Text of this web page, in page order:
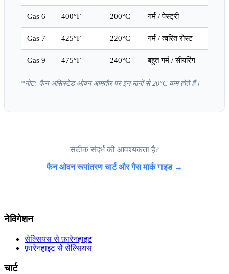
Gas 6 400°F 200°C गर्म / पेस्ट्री
Gas 7 425°F 220°C गर्म / त्वरित रोस्ट
Gas 9 475°F 240°C बहुत गर्म / सीयरिंग
*नोट: फैन असिस्टेड ओवन आमतौर पर इन मानों से 20°C कम होते हैं।
सटीक संदर्भ की आवश्यकता है?
फैन ओवन रूपांतरण चार्ट और गैस मार्क गाइड →
नेविगेशन
सेल्सियस से फ़ारेनहाइट
फ़ारेनहाइट से सेल्सियस
चार्ट